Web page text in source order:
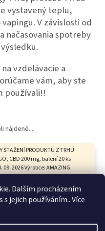
Dalším procházením
jejich používáním.. Více
STAŽENÍ PRODUKTU Z TRHU
CBD 200 mg, balení 20 ks
2026 Výrobce: AMAZING
Státní zemědělská a
zdravotního rizika
vyhodnotila tento
ZÁKAZNÍKY, KTEŘÍ TENTO
2. Uchovávejte jej
vystavený teplu,
V závislosti od
načasovania spotreby
vzdelávacie a
vám, aby ste
používali!!
nájdené...